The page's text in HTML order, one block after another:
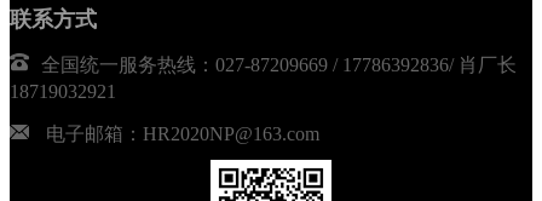
联系方式
全国统一服务热线：027-87209669 / 17786392836/ 肖厂长
18719032921
电子邮箱：HR2020NP@163.com